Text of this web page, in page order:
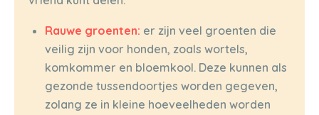
Rauwe groenten: er zijn veel groenten die
veilig zijn voor honden, zoals wortels,
komkommer en bloemkool. Deze kunnen als
gezonde tussendoortjes worden gegeven,
zolang ze in kleine hoeveelheden worden